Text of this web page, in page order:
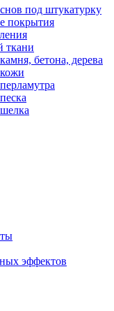
под штукатурку
покрытия
ткани
бетона, дерева
эффектов